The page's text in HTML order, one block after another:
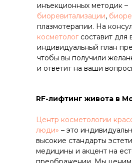
инъекционных методик –
биоревитализации,
плазмотерапии. На
косметолог составит для
индивидуальный план
чтобы вы получили
и ответит на ваши
RF-лифтинг живота в
Центр косметологии
люди» – это
высокие стандарты
медицины и акцент на